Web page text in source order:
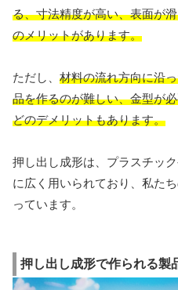
る、寸法精度が高い、表面が
のメリットがあります。
ただし、 材料の流れ方向に沿
品を作るのが難しい、金型が
どのデメリットもあります。
押し出し成形は、プラスチッ
に広く用いられており、私た
っています。
押し出し成形で作られる製